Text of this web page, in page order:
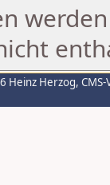
Heinz Herzog,